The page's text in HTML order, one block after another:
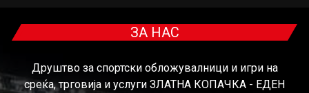
ЗА НАС
Друштво за спортски обложувалници и игри на
среќа, трговија и услуги ЗЛАТНА КОПАЧКА - ЕДЕН